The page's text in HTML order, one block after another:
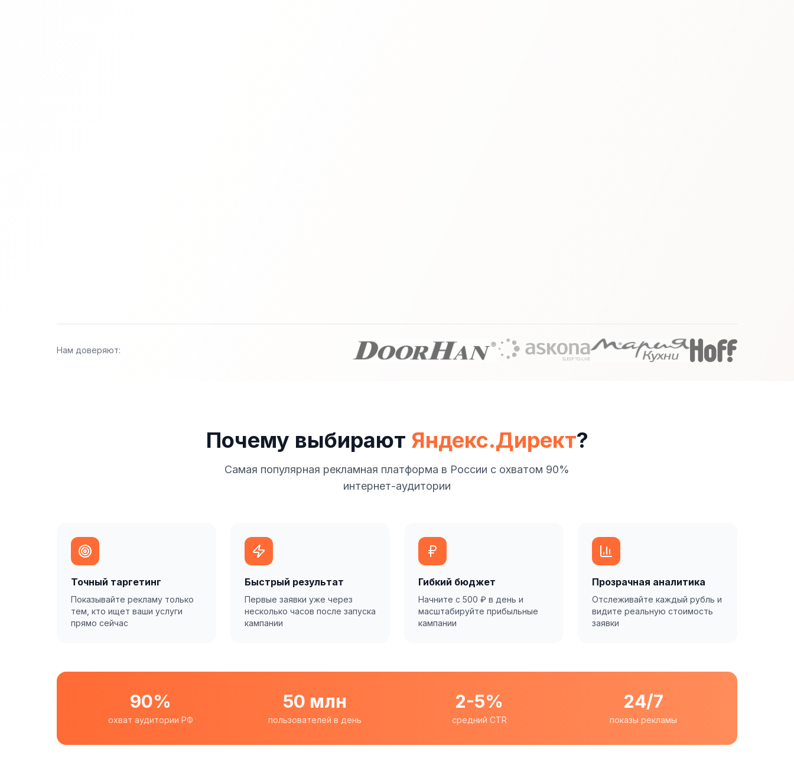
Нам доверяют:
Почему выбирают Яндекс.Директ?
Самая популярная рекламная платформа в России с охватом 90%
интернет-аудитории
Точный таргетинг
Показывайте рекламу только
тем, кто ищет ваши услуги
прямо сейчас
Быстрый результат
Первые заявки уже через
несколько часов после запуска
кампании
Гибкий бюджет
Начните с 500 ₽ в день и
масштабируйте прибыльные
кампании
Прозрачная аналитика
Отслеживайте каждый рубль и
видите реальную стоимость
заявки
90%
охват аудитории РФ
50 млн
пользователей в день
2-5%
средний CTR
24/7
показы рекламы